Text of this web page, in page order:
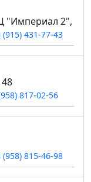
"Империал 2",
(915) 431-77-43
817-02-56
(958) 815-46-98